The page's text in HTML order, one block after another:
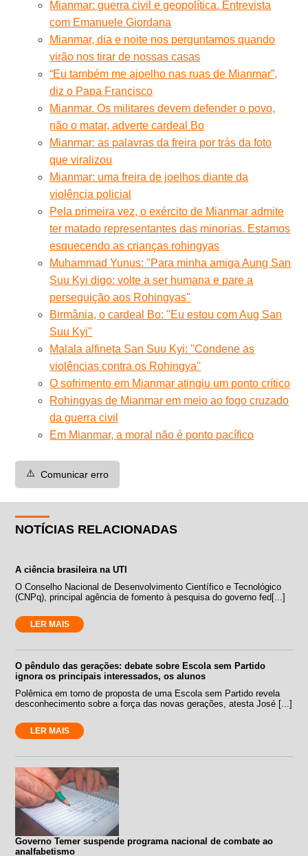
Mianmar: guerra civil e geopolítica. Entrevista
com Emanuele Giordana
Mianmar, dia e noite nos perguntamos quando
virão nos tirar de nossas casas
“Eu também me ajoelho nas ruas de Mianmar”,
diz o Papa Francisco
Mianmar. Os militares devem defender o povo,
não o matar, adverte cardeal Bo
Mianmar: as palavras da freira por trás da foto
que viralizou
Mianmar: uma freira de joelhos diante da
violência policial
Pela primeira vez, o exército de Mianmar admite
ter matado representantes das minorias. Estamos
esquecendo as crianças rohingyas
Muhammad Yunus: "Para minha amiga Aung San
Suu Kyi digo: volte a ser humana e pare a
perseguição aos Rohingyas"
Birmânia, o cardeal Bo: "Eu estou com Aug San
Suu Kyi"
Malala alfineta San Suu Kyi: ''Condene as
violências contra os Rohingya''
O sofrimento em Mianmar atingiu um ponto crítico
Rohingyas de Mianmar em meio ao fogo cruzado
da guerra civil
Em Mianmar, a moral não é ponto pacífico
⚠️ Comunicar erro
NOTÍCIAS RELACIONADAS
A ciência brasileira na UTI
O Conselho Nacional de Desenvolvimento Científico e Tecnológico
(CNPq), principal agência de fomento à pesquisa do governo fed[...]
LER MAIS
O pêndulo das gerações: debate sobre Escola sem Partido
ignora os principais interessados, os alunos
Polêmica em torno de proposta de uma Escola sem Partido revela
desconhecimento sobre a força das novas gerações, atesta José [...]
LER MAIS
Governo Temer suspende programa nacional de combate ao
analfabetismo